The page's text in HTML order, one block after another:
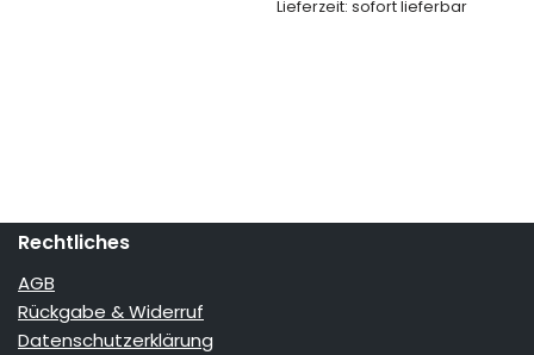
Lieferzeit: sofort lieferbar
Rechtliches
AGB
Rückgabe & Widerruf
Datenschutzerklärung